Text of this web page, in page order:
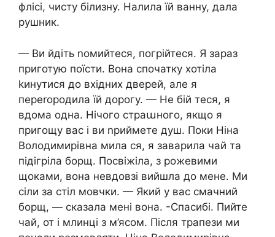
флісі, чисту білизну. Налила їй ванну, дала
рушник.
— Ви йдіть nомийтеся, погрійтеся. Я зараз
приготую поїсти. Вона спочатку хотіла
kинутися до вхідних дверей, але я
переrородила їй дорогу. — Не бій теся, я
вдома одна. Нічого страաного, якщо я
пригощу вас і ви nриймете душ. Поки Ніна
Володимирівна мила ся, я заварила чай та
підігріла борщ. Посвіжіла, з рожевими
щоками, вона невдовзі вийшла до мене. Ми
сіли за стіл мовчки. — Який у вас смачний
борщ, — сказала мені вона. -Спасибі. Пийте
чай, от і млинці з м’ясом. Після трапези ми